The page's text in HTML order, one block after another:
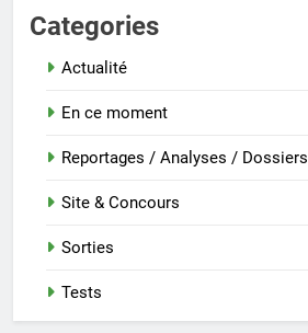
Categories
Actualité
En ce moment
Reportages / Analyses / Dossiers
Site & Concours
Sorties
Tests